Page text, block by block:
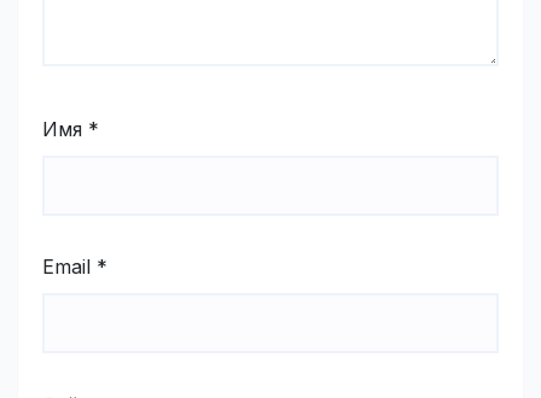
Имя *
Email *